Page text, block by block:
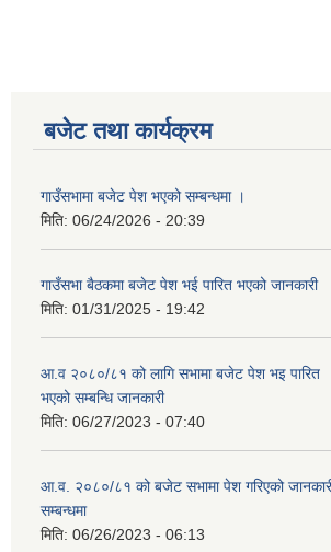
बजेट तथा कार्यक्रम
गाउँसभामा बजेट पेश भएको सम्बन्धमा ।
मिति: 06/24/2026 - 20:39
गाउँसभा बैठकमा बजेट पेश भई पारित भएको जानकारी
मिति: 01/31/2025 - 19:42
आ.व २०८०/८१ को लागि सभामा बजेट पेश भइ पारित
भएको सम्बन्धि जानकारी
मिति: 06/27/2023 - 07:40
आ.व. २०८०/८१ को बजेट सभामा पेश गरिएको
सम्बन्धमा
मिति: 06/26/2023 - 06:13